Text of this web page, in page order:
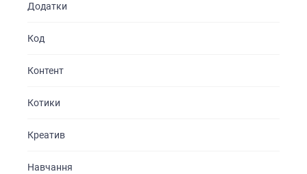
Додатки
Код
Контент
Котики
Креатив
Навчання